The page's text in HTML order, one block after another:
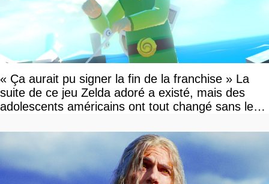
« Ça aurait pu signer la fin de la franchise » La
suite de ce jeu Zelda adoré a existé, mais des
adolescents américains ont tout changé sans le